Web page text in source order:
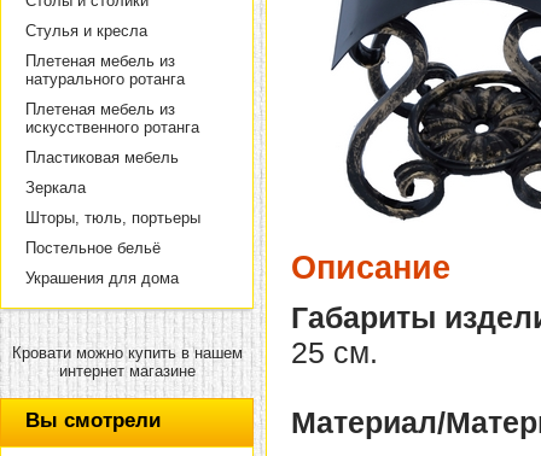
Стулья и кресла
Плетеная мебель из
натурального ротанга
Плетеная мебель из
искусственного ротанга
Пластиковая мебель
Зеркала
Шторы, тюль, портьеры
Постельное бельё
Украшения для дома
Кровати можно купить в нашем
интернет магазине
Вы смотрели
Описание
Габариты
25 см.
Материал/